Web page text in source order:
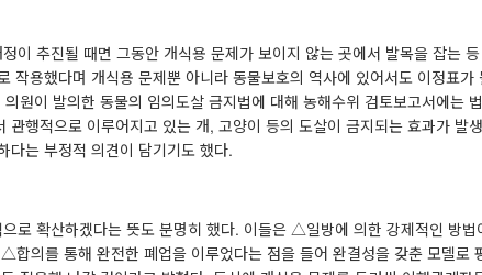
이 추진될 때면 그동안 개식용 문제가 보이지 않는 곳에서 발목을 잡는
작용했다며 개식용 문제뿐 아니라 동물보호의 역사에 있어서도 이정표가
원이 발의한 동물의 임의도살 금지법에 대해 농해수위 검토보고서에는
관행적으로 이루어지고 있는 개,고양이 등의 도살이 금지되는 효과가 발
다는 부정적 의견이 담기기도 했다.
로 확산하겠다는 뜻도 분명히 했다. 이들은 △일방에 의한 강제적인 방법
△합의를 통해 완전한 폐업을 이루었다는 점을 들어 완결성을 갖춘 모델로